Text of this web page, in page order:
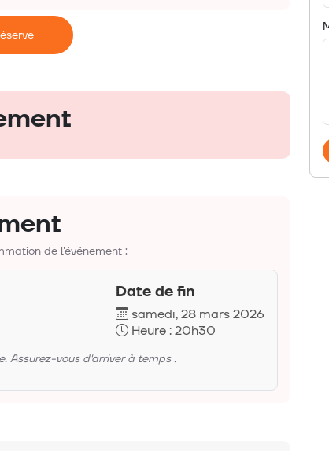
de l'événement :
Date de fin
samedi, 28 mars 2026
Heure : 20h30
Assurez-vous d'arriver à temps .